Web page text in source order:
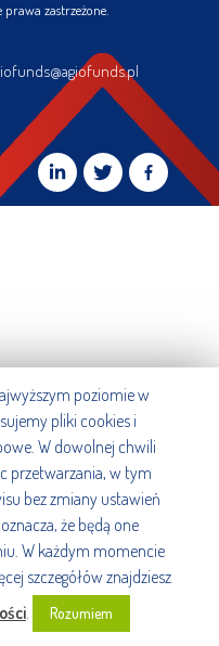
prawa zastrzeżone.
poziomie w
pliki cookies i
W dowolnej chwili
przetwarzania, w tym
bez zmiany ustawień
że będą one
W każdym momencie
szczegółów znajdziesz
. Rozumiem